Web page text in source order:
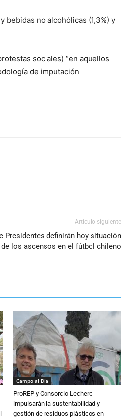
bebidas no alcohólicas (1,3%) y
sociales) “en aquellos
de imputación
Artículo siguiente
Presidentes definirán hoy situación
de los ascensos en el fútbol chileno
Campo al Día
ProREP y Consorcio Lechero
impulsarán la sustentabilidad y
gestión de residuos plásticos en